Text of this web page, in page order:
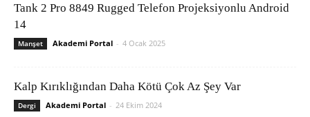
Tank 2 Pro 8849 Rugged Telefon Projeksiyonlu Android
14
Manşet Akademi Portal - 4 Ocak 2025
Kalp Kırıklığından Daha Kötü Çok Az Şey Var
Dergi Akademi Portal - 24 Ekim 2024